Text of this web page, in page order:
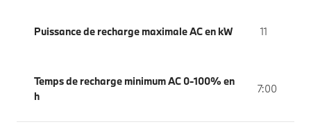
Puissance de recharge maximale AC en kW 11
Temps de recharge minimum AC 0-100% en
h
7:00